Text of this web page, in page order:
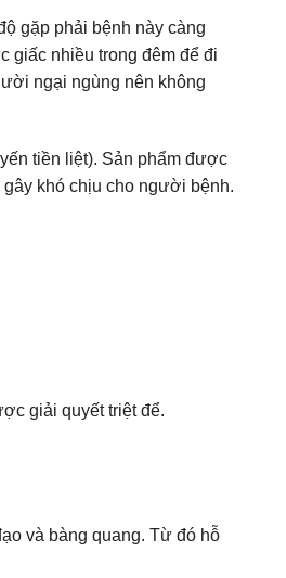
gặp phải bệnh này càng
giấc nhiều trong đêm để đi
ngại ngùng nên không
tiền liệt). Sản phẩm được
khó chịu cho người bệnh.
giải quyết triệt để.
và bàng quang. Từ đó hỗ